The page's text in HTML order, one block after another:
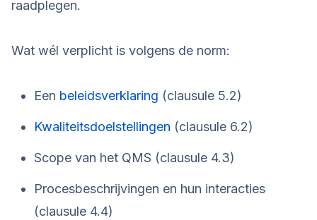
raadplegen.
Wat wél verplicht is volgens de norm:
Een beleidsverklaring (clausule 5.2)
Kwaliteitsdoelstellingen (clausule 6.2)
Scope van het QMS (clausule 4.3)
Procesbeschrijvingen en hun interacties
(clausule 4.4)